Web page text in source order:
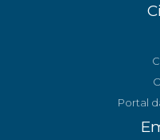
Portal